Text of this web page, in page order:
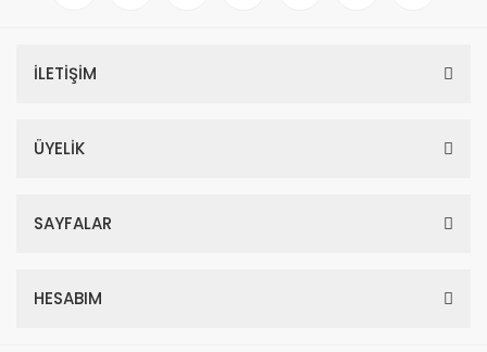
İLETİŞİM
ÜYELİK
SAYFALAR
HESABIM